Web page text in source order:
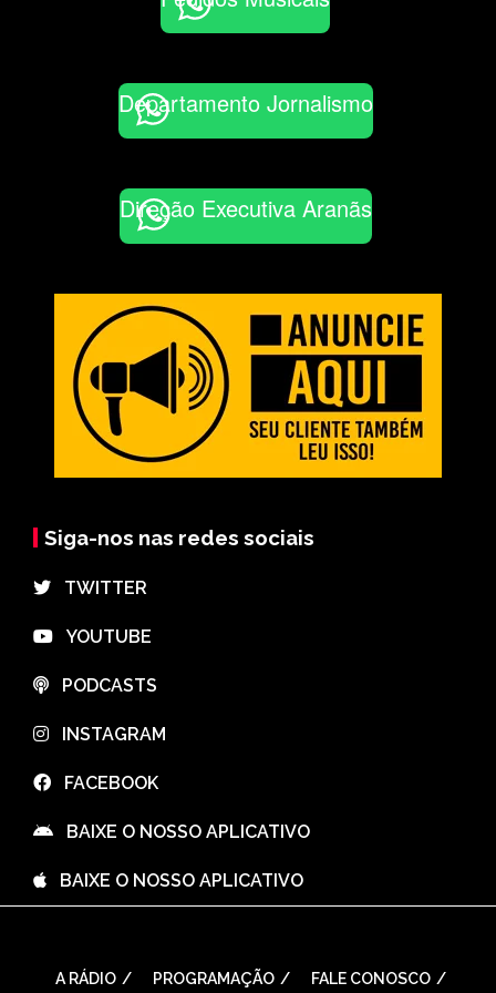
Departamento Jornalismo
Direção Executiva Aranãs
Siga-nos nas redes sociais
⠀TWITTER
⠀YOUTUBE
⠀PODCASTS
⠀INSTAGRAM
⠀FACEBOOK
⠀BAIXE O NOSSO APLICATIVO
⠀BAIXE O NOSSO APLICATIVO
A RÁDIO PROGRAMAÇÃO FALE CONOSCO